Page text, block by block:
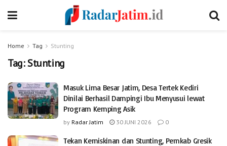
Home Tag Stunting
Tag:Stunting
Masuk Lima Besar Jatim, Desa Tertek Kediri
Dinilai Berhasil Dampingi Ibu Menyusui lewat
Program Kemping Asik
by Radar Jatim 30 JUNI 2026 0
Tekan Kemiskinan dan Stunting, Pemkab Gresik